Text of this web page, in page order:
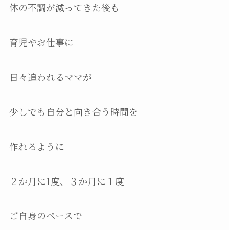
体の不調が減ってきた後も
育児やお仕事に
日々追われるママが
少しでも自分と向き合う時間を
作れるように
２か月に1度、３か月に１度
ご自身のペースで